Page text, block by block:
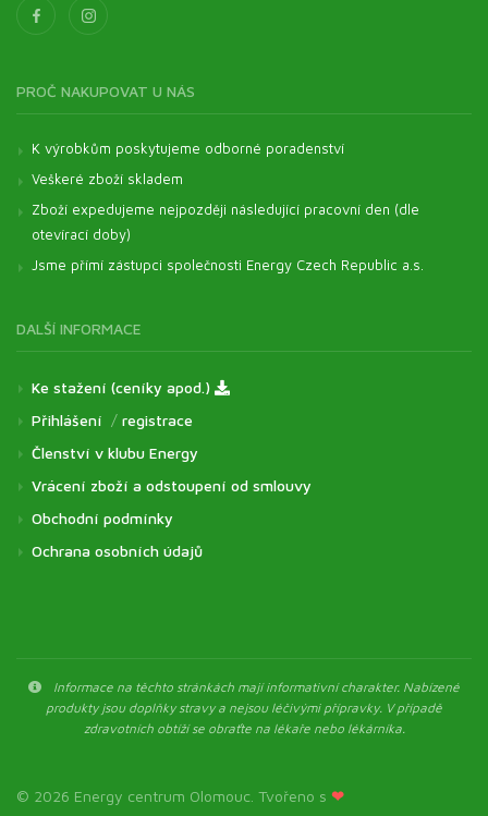
PROČ NAKUPOVAT U NÁS
K výrobkům poskytujeme odborné poradenství
Veškeré zboží skladem
Zboží expedujeme nejpozději následující pracovní den (dle
otevírací doby)
Jsme přímí zástupci společnosti Energy Czech Republic a.s.
DALŠÍ INFORMACE
Ke stažení (ceníky apod.)
Přihlášení / registrace
Členství v klubu Energy
Vrácení zboží a odstoupení od smlouvy
Obchodní podmínky
Ochrana osobních údajů
Informace na těchto stránkách mají informativní charakter. Nabízené
produkty jsou doplňky stravy a nejsou léčivými přípravky. V případě
zdravotních obtíží se obraťte na lékaře nebo lékárníka.
© 2026 Energy centrum Olomouc. Tvořeno s ❤